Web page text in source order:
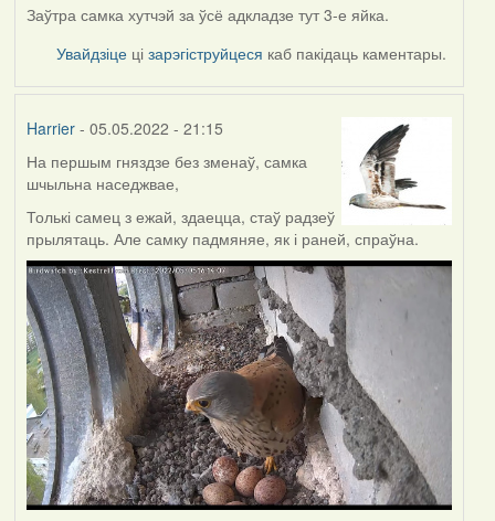
Заўтра самка хутчэй за ўсё адкладзе тут 3-е яйка.
Увайдзіце цізарэгіструйцеся каб пакідаць каментары.
Harrier- 05.05.2022 - 21:15
На першым гняздзе без зменаў, самка
шчыльна наседжвае,
Толькі самец з ежай, здаецца, стаў радзеў
прылятаць. Але самку падмяняе, як і раней, спраўна.